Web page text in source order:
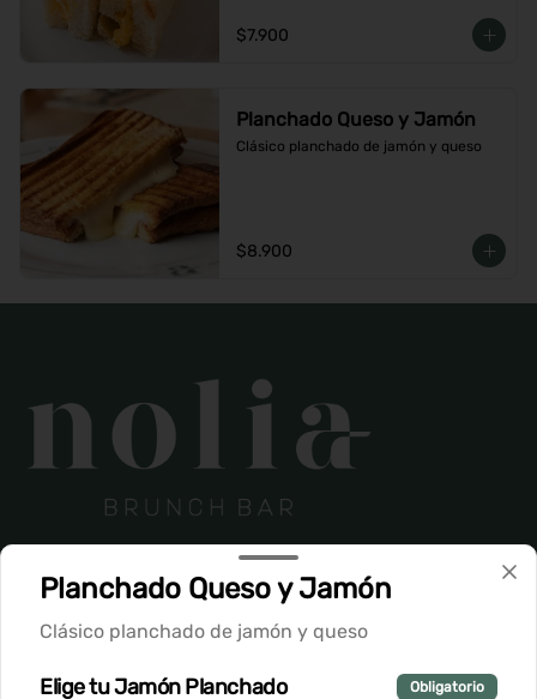
$7.900
Planchado Queso y Jamón
Clásico planchado de jamón y queso
$8.900
Teléfono: +56987969939
Planchado Queso y Jamón
Clásico planchado de jamón y queso
Elige tu Jamón Planchado Obligatorio